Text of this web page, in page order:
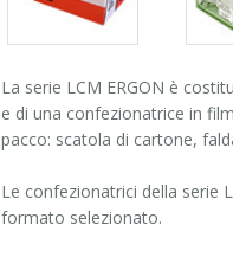
La serie LCM ERGON è
e di una confezionatrice in
pacco: scatola di cartone,
Le confezionatrici della serie
formato selezionato.